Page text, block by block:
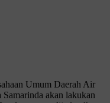
Umum Daerah Air
akan lakukan